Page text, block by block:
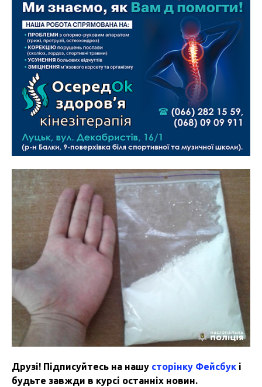
Друзі! Підписуйтесь на нашу сторінку Фейсбук і
будьте завжди в курсі останніх новин.